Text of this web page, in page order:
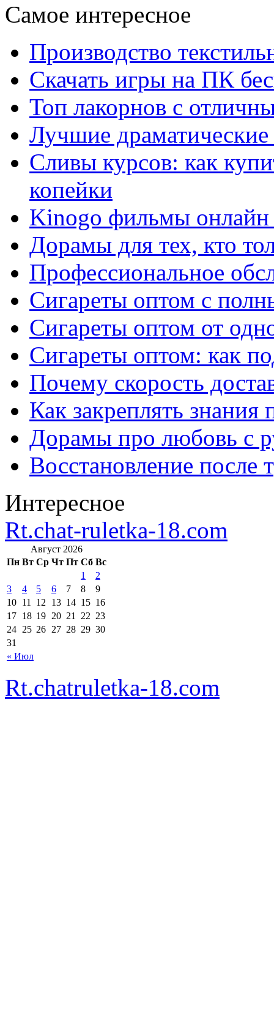
Самое интересное
Производство
Скачать игры на ПК
Топ лакорнов с
Лучшие
Сливы курсов: как
копейки
Kinogo фильмы онлайн
Дорамы для тех, кто
Профессиональное
Сигареты оптом с
Сигареты оптом от
Сигареты оптом: как
Почему скорость
Как закреплять знания
Дорамы про любовь с
Восстановление после
Интересное
Rt.chat-ruletka-18.com
Август 2026
Пн Вт Ср Чт Пт Сб Вс
« Июл
1
2
3
4 5 6 7 8
9
10 11 12 13 14 15 16
17 18 19 20 21 22 23
24 25 26 27 28 29 30
31
Rt.chatruletka-18.com